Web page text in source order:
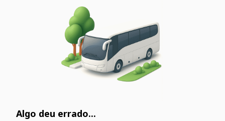
Algo deu errado...